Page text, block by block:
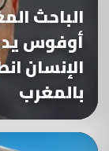
الباحث
أوفوس
الإنسان
بالمغرب